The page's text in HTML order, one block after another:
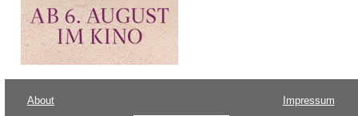
About Impressum